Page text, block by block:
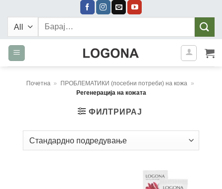
content
Барај:
Почетна » ПРОБЛЕМАТИКИ (посебни потреби) на кожа »
Регенерација на кожата
ФИЛТРИРАЈ